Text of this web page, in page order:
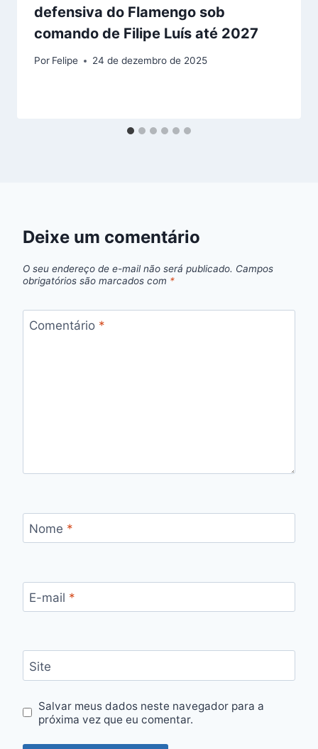
defensiva do Flamengo sob
comando de Filipe Luís até 2027
Por Felipe 24 de dezembro de 2025
Deixe um comentário
O seu endereço de e-mail não será publicado. Campos
obrigatórios são marcados com *
Comentário *
Nome *
E-mail *
Site
Salvar meus dados neste navegador para a
próxima vez que eu comentar.